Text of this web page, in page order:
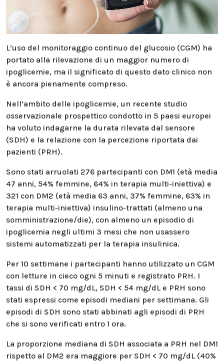
L’uso del monitoraggio continuo del glucosio (CGM) ha
portato alla rilevazione di un maggior numero di
ipoglicemie, ma il significato di questo dato clinico non
è ancora pienamente compreso.
Nell’ambito delle ipoglicemie, un recente studio
osservazionale prospettico condotto in 5 paesi europei
ha voluto indagarne la durata rilevata dal sensore
(SDH) e la relazione con la percezione riportata dai
pazienti (PRH).
Sono stati arruolati 276 partecipanti con DM1 (età media
47 anni, 54% femmine, 64% in terapia multi-iniettiva) e
321 con DM2 (età media 63 anni, 37% femmine, 63% in
terapia multi-iniettiva) insulino-trattati (almeno una
somministrazione/die), con almeno un episodio di
ipoglicemia negli ultimi 3 mesi che non usassero
sistemi automatizzati per la terapia insulinica.
Per 10 settimane i partecipanti hanno utilizzato un CGM
con letture in cieco ogni 5 minuti e registrato PRH. I
tassi di SDH < 70 mg/dL, SDH < 54 mg/dL e PRH sono
stati espressi come episodi mediani per settimana. Gli
episodi di SDH sono stati abbinati agli episodi di PRH
che si sono verificati entro 1 ora.
La proporzione mediana di SDH associata a PRH nel DM1
rispetto al DM2 era maggiore per SDH < 70 mg/dL (40%